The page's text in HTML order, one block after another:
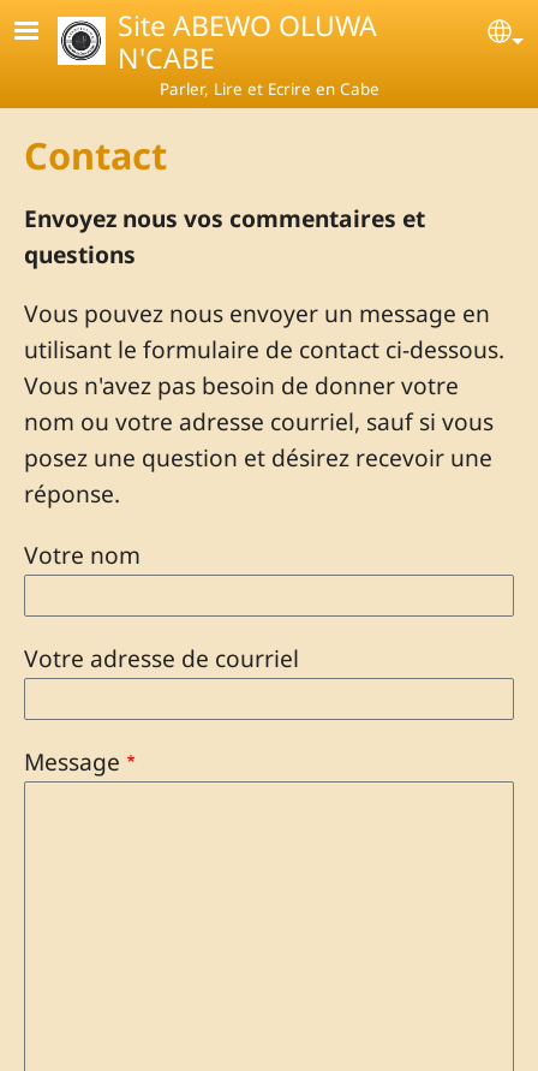
Skip to main contentSite ABEWO OLUWA
N'CABE
Parler, Lire et Ecrire en Cabe
Contact
Envoyez nous vos commentaires et
questions
Vous pouvez nous envoyer un message en
utilisant le formulaire de contact ci-dessous.
Vous n'avez pas besoin de donner votre
nom ou votre adresse courriel, sauf si vous
posez une question et désirez recevoir une
réponse.
Votre nom
Votre adresse de courriel
Message